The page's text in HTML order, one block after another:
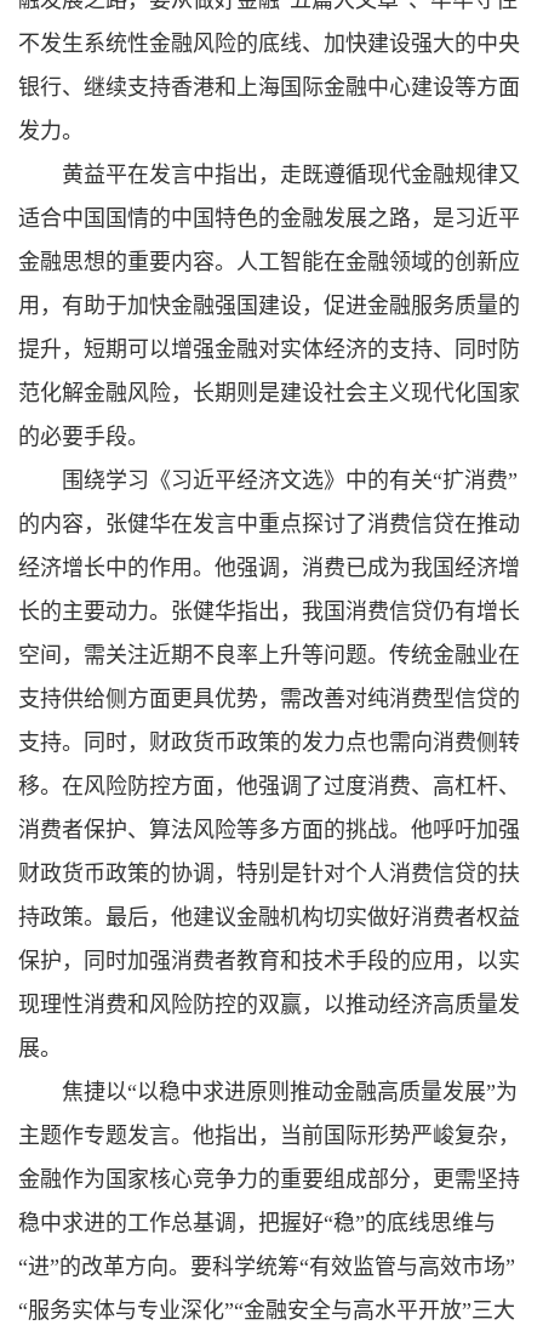
不发生系统性金融风险的底线、加快建设强大的中央
银行、继续支持香港和上海国际金融中心建设等方面
发力。
黄益平在发言中指出，走既遵循现代金融规律又
适合中国国情的中国特色的金融发展之路，是习近平
金融思想的重要内容。人工智能在金融领域的创新应
用，有助于加快金融强国建设，促进金融服务质量的
提升，短期可以增强金融对实体经济的支持、同时防
范化解金融风险，长期则是建设社会主义现代化国家
的必要手段。
围绕学习《习近平经济文选》中的有关“扩消费”
的内容，张健华在发言中重点探讨了消费信贷在推动
经济增长中的作用。他强调，消费已成为我国经济增
长的主要动力。张健华指出，我国消费信贷仍有增长
空间，需关注近期不良率上升等问题。传统金融业在
支持供给侧方面更具优势，需改善对纯消费型信贷的
支持。同时，财政货币政策的发力点也需向消费侧转
移。在风险防控方面，他强调了过度消费、高杠杆、
消费者保护、算法风险等多方面的挑战。他呼吁加强
财政货币政策的协调，特别是针对个人消费信贷的扶
持政策。最后，他建议金融机构切实做好消费者权益
保护，同时加强消费者教育和技术手段的应用，以实
现理性消费和风险防控的双赢，以推动经济高质量发
展。
焦捷以“以稳中求进原则推动金融高质量发展”为
主题作专题发言。他指出，当前国际形势严峻复杂，
金融作为国家核心竞争力的重要组成部分，更需坚持
稳中求进的工作总基调，把握好“稳”的底线思维与
“进”的改革方向。要科学统筹“有效监管与高效市场”
“服务实体与专业深化”“金融安全与高水平开放”三大